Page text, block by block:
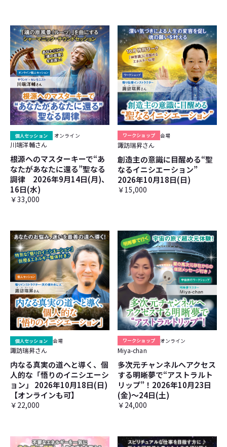
個人セッション オンライン
川端洋輔さん
根源へのマスターキーで“あ
なたがあなたに還る”聖なる
調律 2026年9月14日(月)、
16日(水)
￥33,000
ワークショップ 会場
諏訪瑞昇さん
創造主の意識に目醒める“聖
なるイニシエーション”
2026年10月18日(日)
￥15,000
個人セッション 会場
諏訪瑞昇さん
内なる真実の道へと導く、個
人的な「悟りのイニシエーシ
ョン」 2026年10月18日(日)
【オンラインも可】
￥22,000
ワークショップ オンライン
Miya-chan
多次元チャンネルへアクセス
する明晰夢で“アストラルト
リップ”！2026年10月23日
(金)～24日(土)
￥24,000